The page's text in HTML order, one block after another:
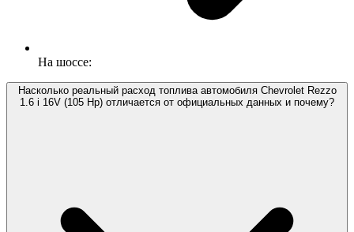
На шоссе:
Насколько реальный расход топлива автомобиля Chevrolet Rezzo
1.6 i 16V (105 Hp) отличается от официальных данных и почему?